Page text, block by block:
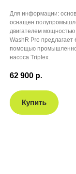
Для информации:
оснащен
двигателем
WashR Pro
помощью
насоса Triplex.
62 900 р.
Купить